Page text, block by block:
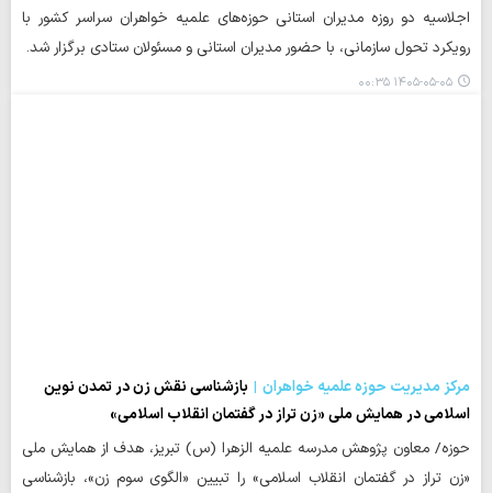
اجلاسیه دو روزه مدیران استانی حوزه‌های علمیه خواهران سراسر کشور با
رویکرد تحول سازمانی، با حضور مدیران استانی و مسئولان ستادی برگزار شد.
۱۴۰۵-۰۵-۰۵ ۰۰:۳۵
مرکز مدیریت حوزه علمیه خواهران
بازشناسی نقش زن در تمدن نوین
اسلامی در همایش ملی «زن تراز در گفتمان انقلاب اسلامی»
حوزه/ معاون پژوهش مدرسه علمیه الزهرا (س) تبریز، هدف از همایش ملی
«زن تراز در گفتمان انقلاب اسلامی» را تبیین «الگوی سوم زن»، بازشناسی